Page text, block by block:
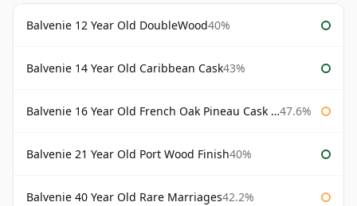
Balvenie 12 Year Old DoubleWood40%
Balvenie 14 Year Old Caribbean Cask43%
Balvenie 16 Year Old French Oak Pineau Cask Finish 47.6%
Balvenie 21 Year Old Port Wood Finish40%
Balvenie 40 Year Old Rare Marriages42.2%